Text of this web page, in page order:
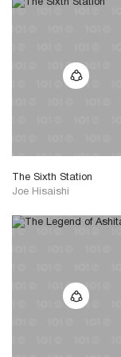
The Sixth Station
Joe Hisaishi